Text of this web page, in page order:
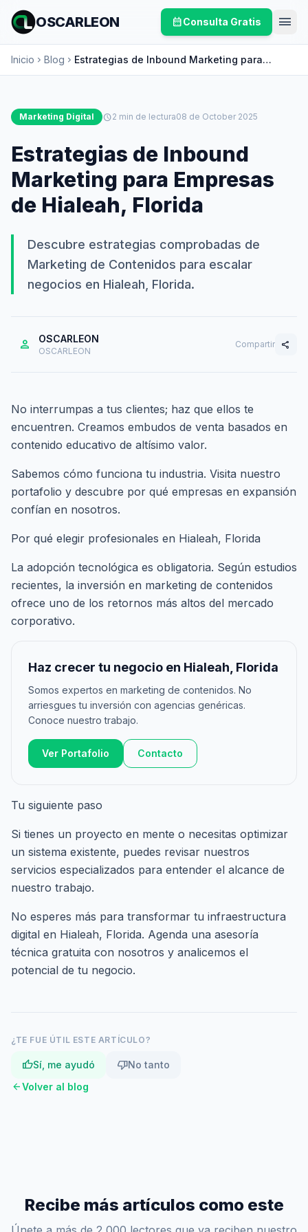
OSCARLEON calendar_monthConsulta Gratis menu
Inicio chevron_right Blog chevron_right Estrategias de Inbound Marketing para
Empresas de Hialeah, Florida
Marketing Digital schedule2 min de lectura08 de October 2025
Estrategias de Inbound
Marketing para Empresas
de Hialeah, Florida
Descubre estrategias comprobadas de
Marketing de Contenidos para escalar
negocios en Hialeah, Florida.
person OSCARLEON
OSCARLEON
Compartir share
No interrumpas a tus clientes; haz que ellos te
encuentren. Creamos embudos de venta basados en
contenido educativo de altísimo valor.
Sabemos cómo funciona tu industria. Visita nuestro
portafolio y descubre por qué empresas en expansión
confían en nosotros.
Por qué elegir profesionales en Hialeah, Florida
La adopción tecnológica es obligatoria. Según estudios
recientes, la inversión en marketing de contenidos
ofrece uno de los retornos más altos del mercado
corporativo.
Haz crecer tu negocio en Hialeah, Florida
Somos expertos en marketing de contenidos. No
arriesgues tu inversión con agencias genéricas.
Conoce nuestro trabajo.
Ver Portafolio Contacto
Tu siguiente paso
Si tienes un proyecto en mente o necesitas optimizar
un sistema existente, puedes revisar nuestros
servicios especializados para entender el alcance de
nuestro trabajo.
No esperes más para transformar tu infraestructura
digital en Hialeah, Florida. Agenda una asesoría
técnica gratuita con nosotros y analicemos el
potencial de tu negocio.
¿TE FUE ÚTIL ESTE ARTÍCULO?
thumb_upSí, me ayudó thumb_downNo tanto
arrow_backVolver al blog
Recibe más artículos como este